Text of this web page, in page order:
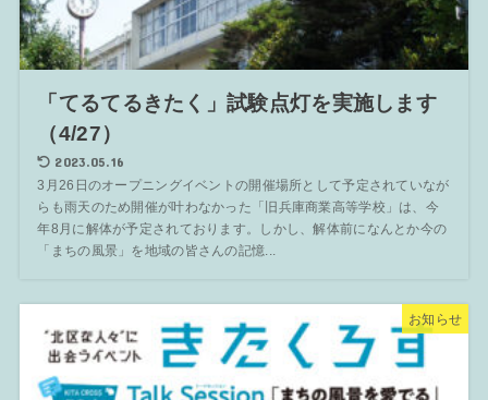
「てるてるきたく」試験点灯を実施します
（4/27）
2023.05.16
3月26日のオープニングイベントの開催場所として予定されていなが
らも雨天のため開催が叶わなかった「旧兵庫商業高等学校」は、今
年8月に解体が予定されております。しかし、解体前になんとか今の
「まちの風景」を地域の皆さんの記憶...
お知らせ